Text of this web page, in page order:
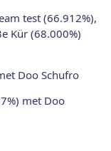
test (66.912%),
Kür (68.000%)
Doo Schufro
met Doo